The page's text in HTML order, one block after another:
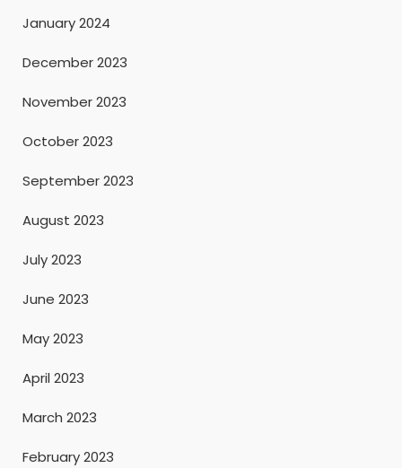
January 2024
December 2023
November 2023
October 2023
September 2023
August 2023
July 2023
June 2023
May 2023
April 2023
March 2023
February 2023